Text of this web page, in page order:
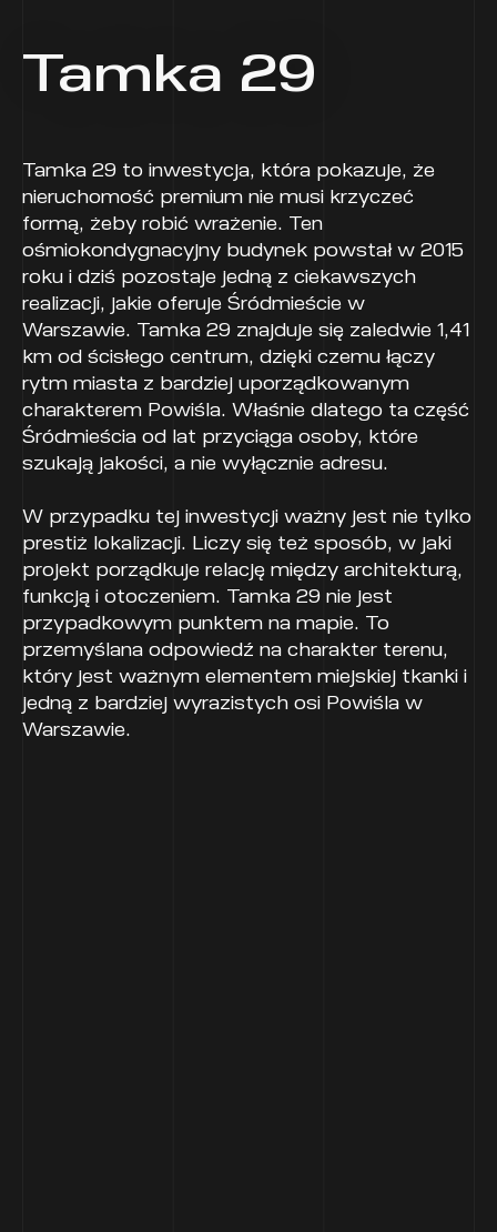
Tamka 29
Tamka 29 to inwestycja, która pokazuje, że
nieruchomość premium nie musi krzyczeć
formą, żeby robić wrażenie. Ten
ośmiokondygnacyjny budynek powstał w 2015
roku i dziś pozostaje jedną z ciekawszych
realizacji, jakie oferuje Śródmieście w
Warszawie. Tamka 29 znajduje się zaledwie 1,41
km od ścisłego centrum, dzięki czemu łączy
rytm miasta z bardziej uporządkowanym
charakterem Powiśla. Właśnie dlatego ta część
Śródmieścia od lat przyciąga osoby, które
szukają jakości, a nie wyłącznie adresu.
W przypadku tej inwestycji ważny jest nie tylko
prestiż lokalizacji. Liczy się też sposób, w jaki
projekt porządkuje relację między architekturą,
funkcją i otoczeniem. Tamka 29 nie jest
przypadkowym punktem na mapie. To
przemyślana odpowiedź na charakter terenu,
który jest ważnym elementem miejskiej tkanki i
jedną z bardziej wyrazistych osi Powiśla w
Warszawie.